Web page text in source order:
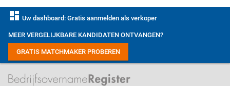
dashboard Uw dashboard: Gratis aanmelden als verkoper
MEER VERGELIJKBARE KANDIDATEN ONTVANGEN?
GRATIS MATCHMAKER PROBEREN